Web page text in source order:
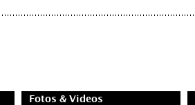
Fotos & Videos